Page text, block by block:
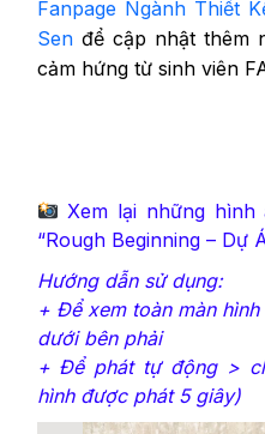
Fanpage Ngành Thiết
Senđể cập nhật thêm
cảm hứng từ sinh viên
Xem lại những
“Rough Beginning – Dự
Hướng dẫn sử dụng:
+ Để xem toàn màn
dưới bên phải
+ Để phát tự động >
hình được phát 5 giây)